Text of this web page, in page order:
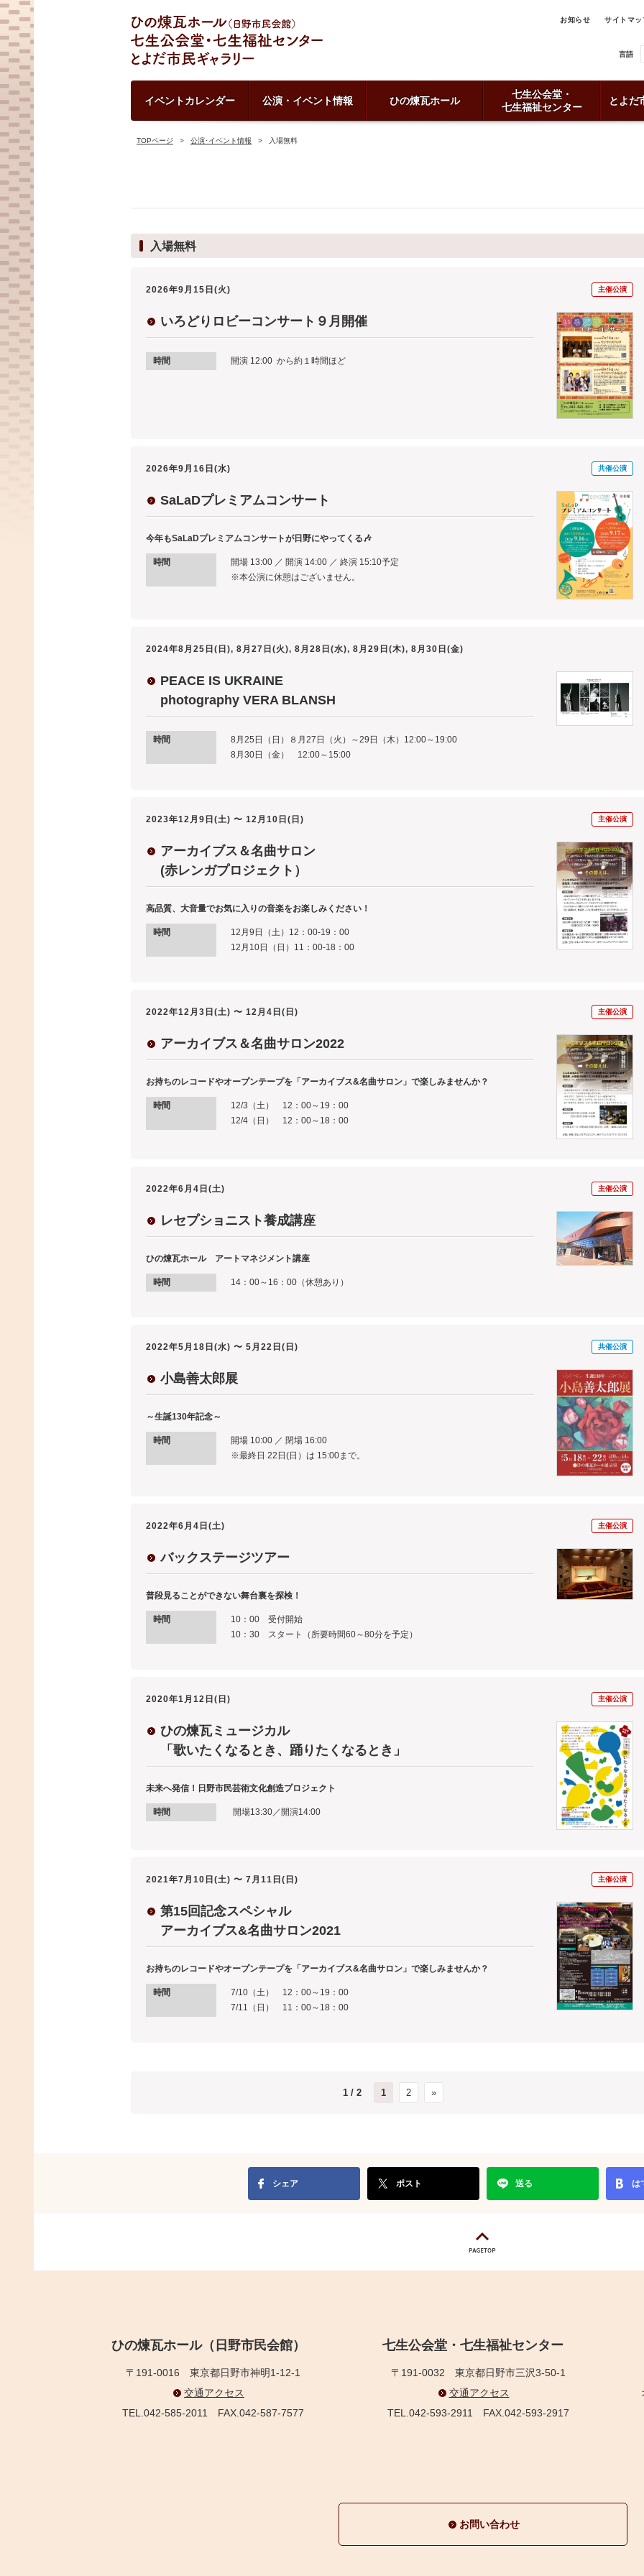
お知らせ サイトマッ
言語
イベントカレンダー 公演・イベント情報 ひの煉瓦ホール
七生公会堂・
七生福祉センター
とよだ
TOPページ 公演･イベント情報 入場無料
入場無料
2026年9月15日(火) 主催公演
いろどりロビーコンサート９月開催
時間 開演 12:00 から約１時間ほど
2026年9月16日(水) 共催公演
SaLaDプレミアムコンサート
今年もSaLaDプレミアムコンサートが日野にやってくる🎶
時間
開場 13:00 ／ 開演 14:00 ／ 終演 15:10予定
※本公演に休憩はございません。
2024年8月25日(日), 8月27日(火), 8月28日(水), 8月29日(木), 8月30日(金)
PEACE IS UKRAINE
photography VERA BLANSH
時間
8月25日（日）８月27日（火）～29日（木）12:00～19:00
8月30日（金） 12:00～15:00
2023年12月9日(土) 〜 12月10日(日) 主催公演
アーカイブス＆名曲サロン
(赤レンガプロジェクト）
高品質、大音量でお気に入りの音楽をお楽しみください！
時間
12月9日（土）12：00-19：00
12月10日（日）11：00-18：00
2022年12月3日(土) 〜 12月4日(日) 主催公演
アーカイブス＆名曲サロン2022
お持ちのレコードやオープンテープを「アーカイブス&名曲サロン」で楽しみませんか？
時間
12/3（土） 12：00～19：00
12/4（日） 12：00～18：00
2022年6月4日(土) 主催公演
レセプショニスト養成講座
ひの煉瓦ホール アートマネジメント講座
時間 14：00～16：00（休憩あり）
2022年5月18日(水) 〜 5月22日(日) 共催公演
小島善太郎展
～生誕130年記念～
時間
開場 10:00 ／ 閉場 16:00
※最終日 22日(日）は 15:00まで。
2022年6月4日(土) 主催公演
バックステージツアー
普段見ることができない舞台裏を探検！
時間
10：00 受付開始
10：30 スタート（所要時間60～80分を予定）
2020年1月12日(日) 主催公演
ひの煉瓦ミュージカル
「歌いたくなるとき、踊りたくなるとき」
未来へ発信！日野市民芸術文化創造プロジェクト
時間 開場13:30／開演14:00
2021年7月10日(土) 〜 7月11日(日) 主催公演
第15回記念スペシャル
アーカイブス&名曲サロン2021
お持ちのレコードやオープンテープを「アーカイブス&名曲サロン」で楽しみませんか？
時間
7/10（土） 12：00～19：00
7/11（日） 11：00～18：00
1 / 2 1 2 »
シェア ポスト 送る は
ひの煉瓦ホール（日野市民会館）
〒191-0016 東京都日野市神明1-12-1
交通アクセス
TEL.042-585-2011 FAX.042-587-7577
七生公会堂・七生福祉センター
〒191-0032 東京都日野市三沢3-50-1
交通アクセス
TEL.042-593-2911 FAX.042-593-2917
お問い合わせ